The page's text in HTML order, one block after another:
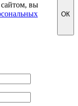
вы
ОК